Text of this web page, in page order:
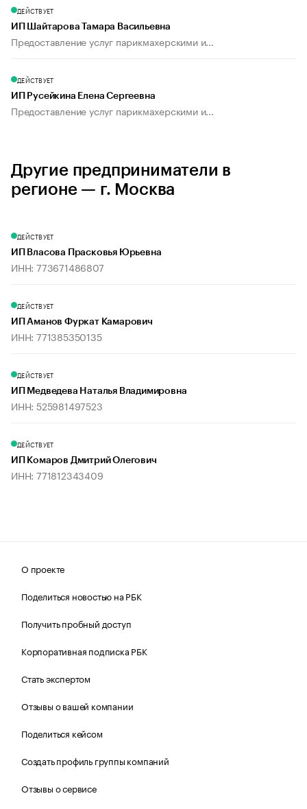
ДЕЙСТВУЕТ
ИП Шайтарова Тамара Васильевна
Предоставление услуг парикмахерскими и...
ДЕЙСТВУЕТ
ИП Русейкина Елена Сергеевна
Предоставление услуг парикмахерскими и...
Другие предприниматели в
регионе — г. Москва
ДЕЙСТВУЕТ
ИП Власова Прасковья Юрьевна
ИНН: 773671486807
ДЕЙСТВУЕТ
ИП Аманов Фуркат Камарович
ИНН: 771385350135
ДЕЙСТВУЕТ
ИП Медведева Наталья Владимировна
ИНН: 525981497523
ДЕЙСТВУЕТ
ИП Комаров Дмитрий Олегович
ИНН: 771812343409
О проекте
Поделиться новостью на РБК
Получить пробный доступ
Корпоративная подписка РБК
Стать экспертом
Отзывы о вашей компании
Поделиться кейсом
Создать профиль группы компаний
Отзывы о сервисе